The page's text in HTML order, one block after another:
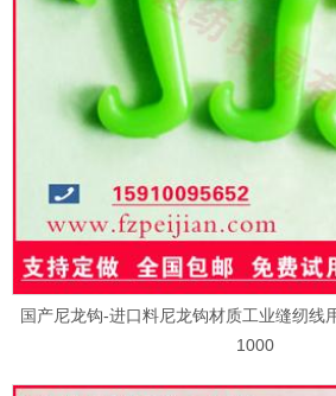
国产尼龙钩-进口料尼龙钩材质工业缝纫线
1000